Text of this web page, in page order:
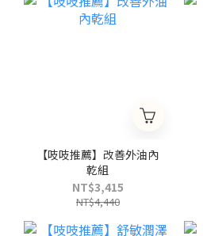
【吱吱推薦】改善外油內
乾組
NT$3,415
NT$4,440